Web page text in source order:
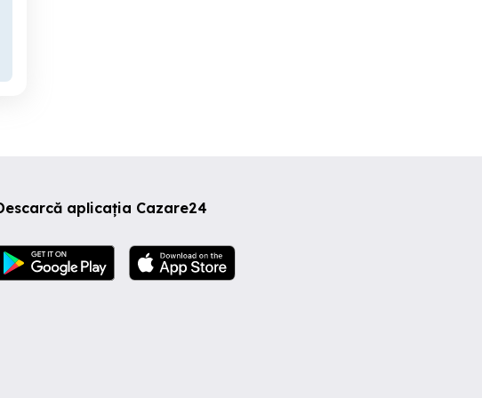
aplicația Cazare24